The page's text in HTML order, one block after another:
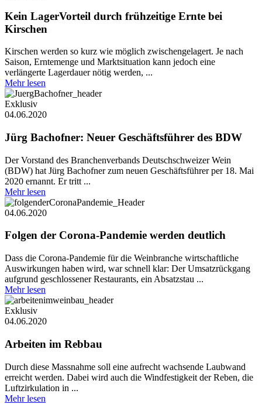
Kein LagerVorteil durch frühzeitige Ernte bei
Kirschen
Kirschen werden so kurz wie möglich zwischengelagert. Je nach
Saison, Erntemenge und Marktsituation kann jedoch eine
verlängerte Lagerdauer nötig werden, ...
Mehr lesen
Exklusiv
04.06.2020
Jürg Bachofner: Neuer Geschäftsführer des BDW
Der Vorstand des Branchenverbands Deutschschweizer Wein
(BDW) hat Jürg Bachofner zum neuen Geschäftsführer per 18. Mai
2020 ernannt. Er tritt ...
Mehr lesen
04.06.2020
Folgen der Corona-Pandemie werden deutlich
Dass die Corona-Pandemie für die Weinbranche wirtschaftliche
Auswirkungen haben wird, war schnell klar: Der Umsatzrückgang
aufgrund geschlossener Restaurants, ein Absatzstau ...
Mehr lesen
Exklusiv
04.06.2020
Arbeiten im Rebbau
Durch diese Massnahme soll eine aufrecht wachsende Laubwand
erreicht werden. Dabei wird auch die Windfestigkeit der Reben, die
Luftzirkulation in ...
Mehr lesen